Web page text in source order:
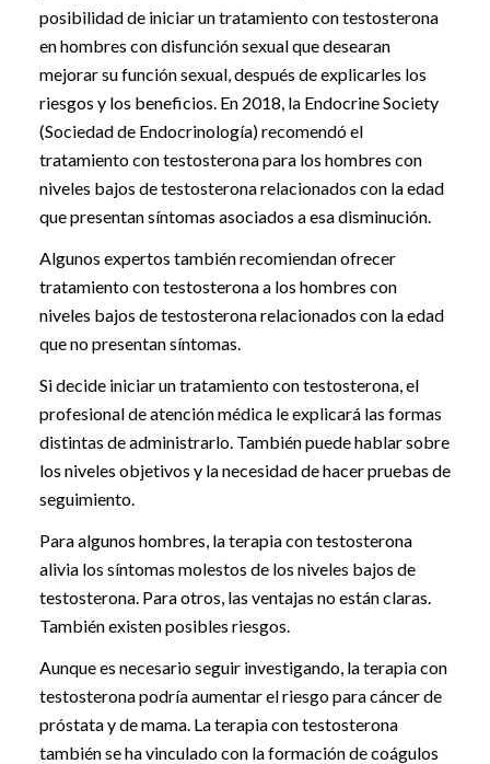
posibilidad de iniciar un tratamiento con testosterona
en hombres con disfunción sexual que desearan
mejorar su función sexual, después de explicarles los
riesgos y los beneficios. En 2018, la Endocrine Society
(Sociedad de Endocrinología) recomendó el
tratamiento con testosterona para los hombres con
niveles bajos de testosterona relacionados con la edad
que presentan síntomas asociados a esa disminución.
Algunos expertos también recomiendan ofrecer
tratamiento con testosterona a los hombres con
niveles bajos de testosterona relacionados con la edad
que no presentan síntomas.
Si decide iniciar un tratamiento con testosterona, el
profesional de atención médica le explicará las formas
distintas de administrarlo. También puede hablar sobre
los niveles objetivos y la necesidad de hacer pruebas de
seguimiento.
Para algunos hombres, la terapia con testosterona
alivia los síntomas molestos de los niveles bajos de
testosterona. Para otros, las ventajas no están claras.
También existen posibles riesgos.
Aunque es necesario seguir investigando, la terapia con
testosterona podría aumentar el riesgo para cáncer de
próstata y de mama. La terapia con testosterona
también se ha vinculado con la formación de coágulos